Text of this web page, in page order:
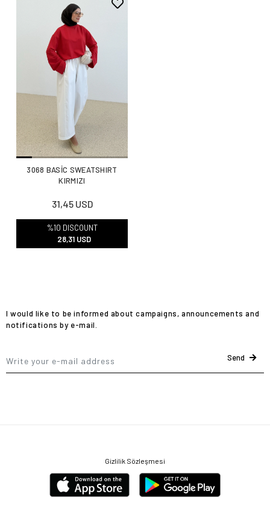
3068 BASİC SWEATSHIRT
KIRMIZI
31,45 USD
%10 DISCOUNT
28,31 USD
I would like to be informed about campaigns, announcements and
notifications by e-mail.
Send
Gizlilik Sözleşmesi